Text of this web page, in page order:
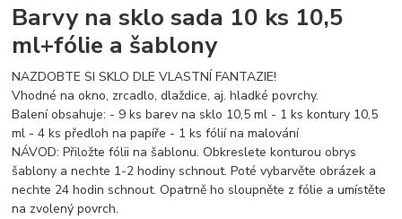
Barvy na sklo sada 10 ks 10,5
ml+fólie a šablony
NAZDOBTE SI SKLO DLE VLASTNÍ FANTAZIE!
Vhodné na okno, zrcadlo, dlaždice, aj. hladké povrchy.
Balení obsahuje: - 9 ks barev na sklo 10,5 ml - 1 ks kontury 10,5
ml - 4 ks předloh na papíře - 1 ks fólií na malování
NÁVOD: Přiložte fólii na šablonu. Obkreslete konturou obrys
šablony a nechte 1-2 hodiny schnout. Poté vybarvěte obrázek a
nechte 24 hodin schnout. Opatrně ho sloupněte z fólie a umístěte
na zvolený povrch.